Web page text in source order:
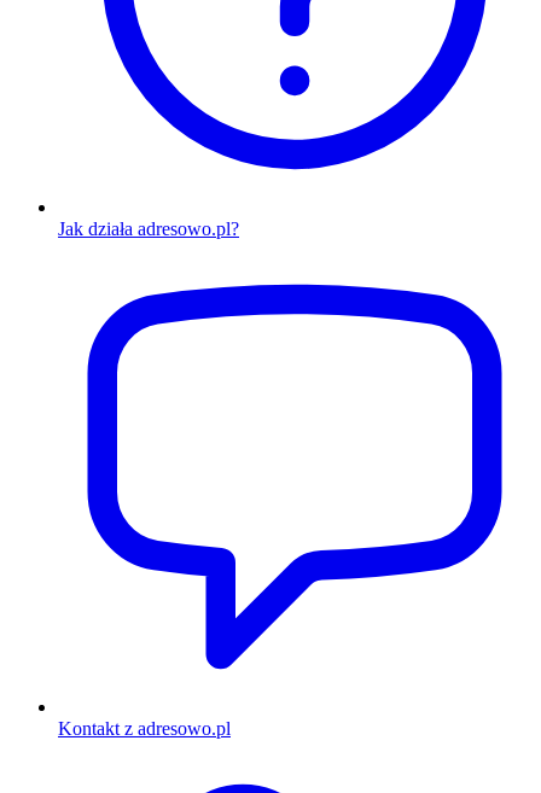
Jak działa adresowo.pl?
Kontakt z adresowo.pl